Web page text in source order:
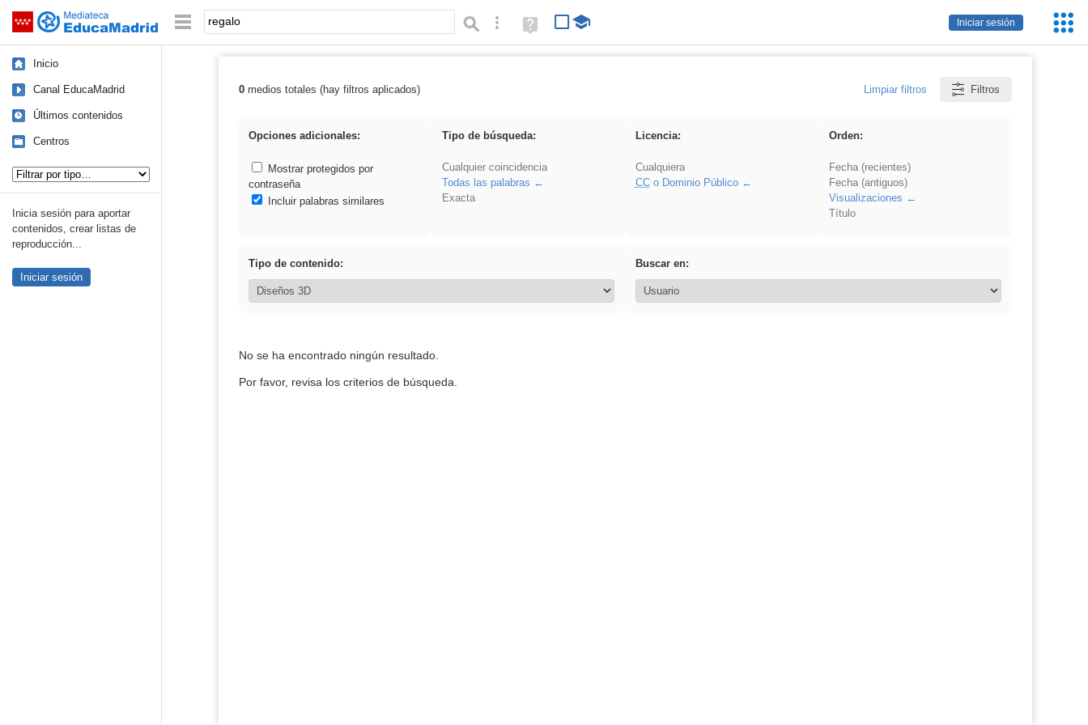
Saltar navegación
Iniciar sesión
Palabra o frase: Búsqueda avanzada
Ayuda
(en
Inicio
Canal EducaMadrid
Últimos contenidos
Centros
Inicia sesión para aportar
contenidos, crear listas de
reproducción...
Iniciar sesión
Resultados de: regalo
0medios totales (hay filtros aplicados) Limpiar filtros Filtros
Opciones adicionales:
Mostrar protegidos por
contraseña
Incluir palabras similares
Tipo de búsqueda:
Cualquier coincidencia
Todas las palabras
Exacta
Licencia:
Cualquiera
CCo Dominio Público
Orden:
Fecha (recientes)
Fecha (antiguos)
Visualizaciones
Título
Tipo de contenido: Buscar en:
No se ha encontrado ningún resultado.
Por favor, revisa los criterios de búsqueda.